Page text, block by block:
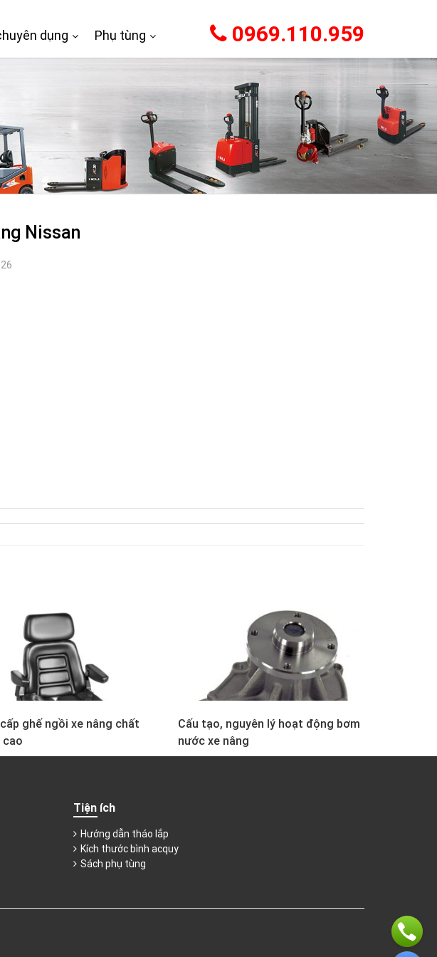
dụng Phụ tùng 0969.110.959
Nissan
ghế ngồi xe nâng chất
cao
Cấu tạo, nguyên lý hoạt động bơm
nước xe nâng
Tiện ích
Hướng dẫn tháo lắp
Kích thước bình acquy
Sách phụ tùng